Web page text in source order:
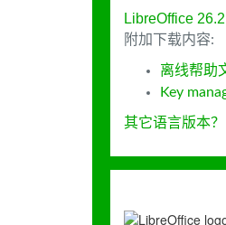
LibreOffice
附加下载内容:
离线帮助
Key
其它语言版本？